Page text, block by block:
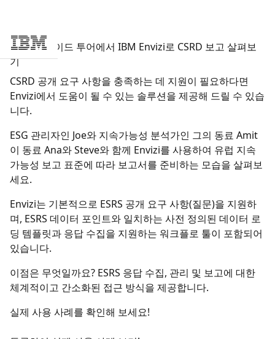
Skip to main content
이 셀프 가이드 투어에서 IBM Envizi로 CSRD 보고 살펴보
기
CSRD 공개 요구 사항을 충족하는 데 지원이 필요하다면
Envizi에서 도움이 될 수 있는 솔루션을 제공해 드릴 수 있습
니다.
ESG 관리자인 Joe와 지속가능성 분석가인 그의 동료 Amit
이 동료 Ana와 Steve와 함께 Envizi를 사용하여 유럽 지속
가능성 보고 표준에 따라 보고서를 준비하는 모습을 살펴보
세요.
Envizi는 기본적으로 ESRS 공개 요구 사항(질문)을 지원하
며, ESRS 데이터 포인트와 일치하는 사전 정의된 데이터 로
딩 템플릿과 응답 수집을 지원하는 워크플로 툴이 포함되어
있습니다.
이점은 무엇일까요? ESRS 응답 수집, 관리 및 보고에 대한
체계적이고 간소화된 접근 방식을 제공합니다.
실제 사용 사례를 확인해 보세요!